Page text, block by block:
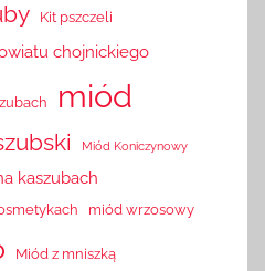
Kit pszczeli
chojnickiego
miód
Miód Koniczynowy
kaszubach
miód wrzosowy
Miód z mniszką